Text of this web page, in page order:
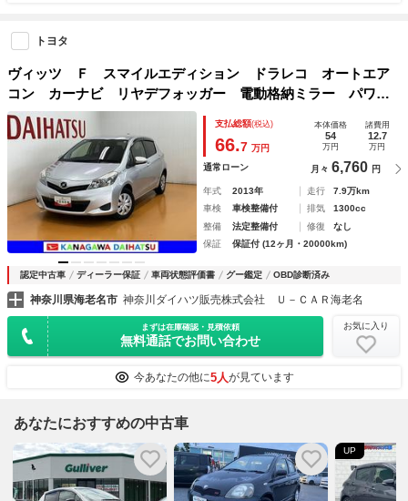
トヨタ
ヴィッツ Ｆ スマイルエディション ドラレコ オートエア
コン カーナビ リヤデフォッガー 電動格納ミラー パワー
ウインドウ Ｐスタート 光軸調整ダイヤル ＥＴＣ キーフ
リー
支払総額(税込)
66.7 万円
本体価格
54
万円
諸費用
12.7
万円
通常ローン 月々 6,760 円
年式 2013年 走行
7.9万km
車検
車検整備付 排気
1300cc
整備
法定整備付 修復
なし
保証
保証付 (12ヶ月・20000km)
認定中古車 ディーラー保証 車両状態評価書 グー鑑定 OBD診断済み
神奈川県海老名市 神奈川ダイハツ販売株式会社 Ｕ－ＣＡＲ海老名
まずは在庫確認・見積依頼
無料通話でお問い合わせ
お気に入り
今あなたの他に5人が見ています
あなたにおすすめの中古車
UP